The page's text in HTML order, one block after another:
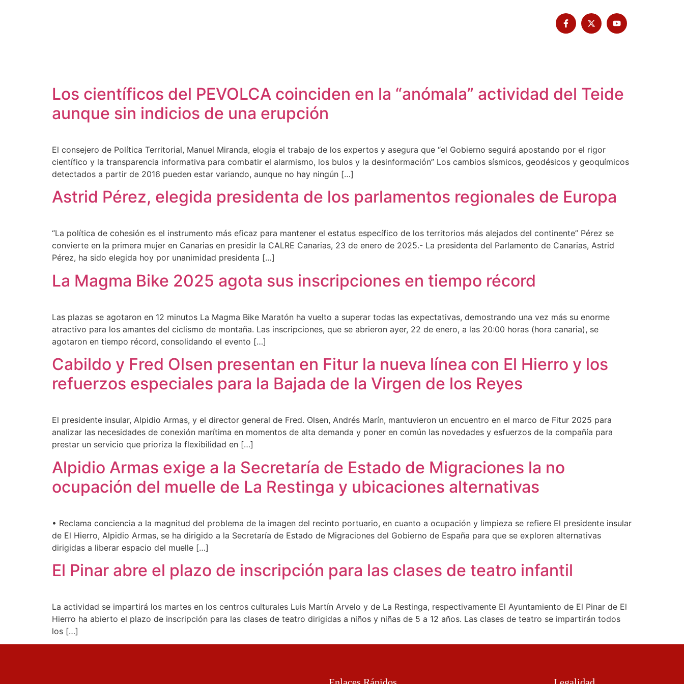
Los científicos del PEVOLCA coinciden en la “anómala” actividad del Teide
aunque sin indicios de una erupción
El consejero de Política Territorial, Manuel Miranda, elogia el trabajo de los expertos y asegura que “el Gobierno seguirá apostando por el rigor
científico y la transparencia informativa para combatir el alarmismo, los bulos y la desinformación” Los cambios sísmicos, geodésicos y geoquímicos
detectados a partir de 2016 pueden estar variando, aunque no hay ningún […]
Astrid Pérez, elegida presidenta de los parlamentos regionales de Europa
“La política de cohesión es el instrumento más eficaz para mantener el estatus específico de los territorios más alejados del continente” Pérez se
convierte en la primera mujer en Canarias en presidir la CALRE Canarias, 23 de enero de 2025.- La presidenta del Parlamento de Canarias, Astrid
Pérez, ha sido elegida hoy por unanimidad presidenta […]
La Magma Bike 2025 agota sus inscripciones en tiempo récord
Las plazas se agotaron en 12 minutos La Magma Bike Maratón ha vuelto a superar todas las expectativas, demostrando una vez más su enorme
atractivo para los amantes del ciclismo de montaña. Las inscripciones, que se abrieron ayer, 22 de enero, a las 20:00 horas (hora canaria), se
agotaron en tiempo récord, consolidando el evento […]
Cabildo y Fred Olsen presentan en Fitur la nueva línea con El Hierro y los
refuerzos especiales para la Bajada de la Virgen de los Reyes
El presidente insular, Alpidio Armas, y el director general de Fred. Olsen, Andrés Marín, mantuvieron un encuentro en el marco de Fitur 2025 para
analizar las necesidades de conexión marítima en momentos de alta demanda y poner en común las novedades y esfuerzos de la compañía para
prestar un servicio que prioriza la flexibilidad en […]
Alpidio Armas exige a la Secretaría de Estado de Migraciones la no
ocupación del muelle de La Restinga y ubicaciones alternativas
• Reclama conciencia a la magnitud del problema de la imagen del recinto portuario, en cuanto a ocupación y limpieza se refiere El presidente insular
de El Hierro, Alpidio Armas, se ha dirigido a la Secretaría de Estado de Migraciones del Gobierno de España para que se exploren alternativas
dirigidas a liberar espacio del muelle […]
El Pinar abre el plazo de inscripción para las clases de teatro infantil
La actividad se impartirá los martes en los centros culturales Luis Martín Arvelo y de La Restinga, respectivamente El Ayuntamiento de El Pinar de El
Hierro ha abierto el plazo de inscripción para las clases de teatro dirigidas a niños y niñas de 5 a 12 años. Las clases de teatro se impartirán todos
los […]